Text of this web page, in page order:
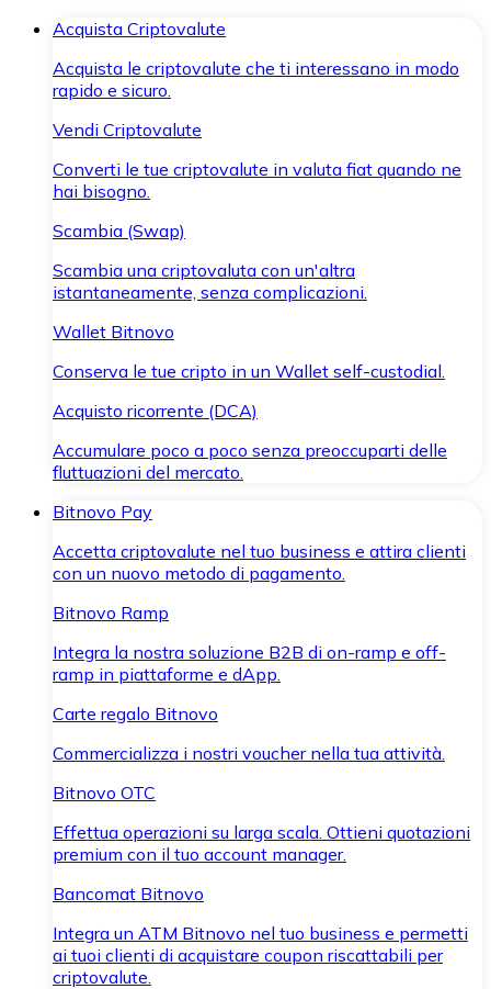
Acquista Criptovalute
Acquista le criptovalute che ti interessano in modo
rapido e sicuro.
Vendi Criptovalute
Converti le tue criptovalute in valuta fiat quando ne
hai bisogno.
Scambia (Swap)
Scambia una criptovaluta con un'altra
istantaneamente, senza complicazioni.
Wallet Bitnovo
Conserva le tue cripto in un Wallet self-custodial.
Acquisto ricorrente (DCA)
Accumulare poco a poco senza preoccuparti delle
fluttuazioni del mercato.
Bitnovo Pay
Accetta criptovalute nel tuo business e attira clienti
con un nuovo metodo di pagamento.
Bitnovo Ramp
Integra la nostra soluzione B2B di on-ramp e off-
ramp in piattaforme e dApp.
Carte regalo Bitnovo
Commercializza i nostri voucher nella tua attività.
Bitnovo OTC
Effettua operazioni su larga scala. Ottieni quotazioni
premium con il tuo account manager.
Bancomat Bitnovo
Integra un ATM Bitnovo nel tuo business e permetti
ai tuoi clienti di acquistare coupon riscattabili per
criptovalute.